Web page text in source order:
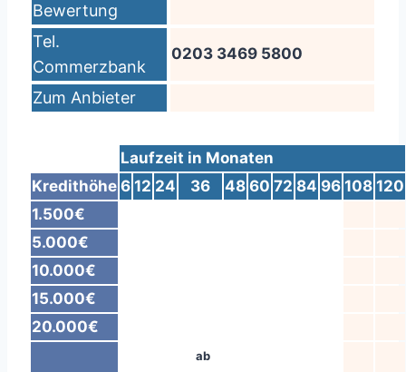
Bewertung
Tel.
Commerzbank
0203 3469 5800
Zum Anbieter
Laufzeit in Monaten
Kredithöhe 6 12 24 36 48 60 72 84 96 108 120
1.500€
5.000€
10.000€
15.000€
20.000€
ab